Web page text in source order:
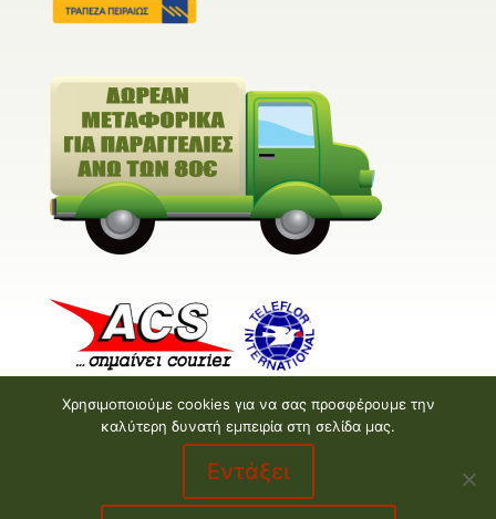
Valentine E-shop © 2026 | Design and Development
Χρησιμοποιούμε cookies για να σας προσφέρουμε την
καλύτερη δυνατή εμπειρία στη σελίδα μας.
Εντάξει